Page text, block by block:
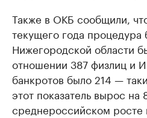
Также в ОКБ сообщили,
текущего года процедура
Нижегородской области
отношении 387 физлиц и
банкротов было 214 —
этот показатель вырос на
среднероссийском росте